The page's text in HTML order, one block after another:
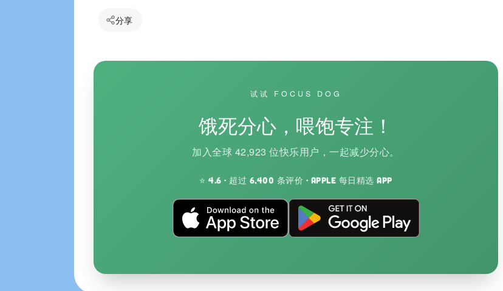
分享
试试 FOCUS DOG
饿死分心，喂饱专注！
加入全球 42,923 位快乐用户，一起减少分心。
⭐ 4.6 · 超过 6,400 条评价 · Apple 每日精选 App